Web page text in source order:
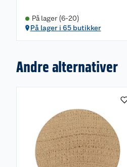
På lager (6-20)
På lager i 65 butikker
Andre alternativer